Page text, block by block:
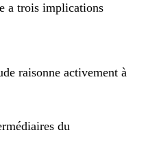
a trois implications
raisonne activement à
du